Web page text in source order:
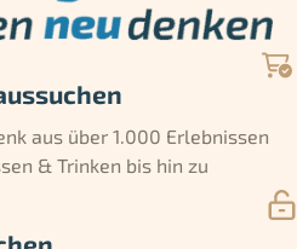
aus über 1.000 Erlebnissen
& Trinken bis hin zu